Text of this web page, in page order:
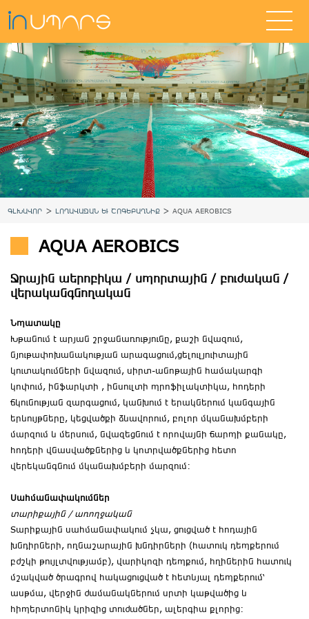
ԳԼԽԱՎՈՐ > ԼՈՂԱՎԱԶԱՆ ԵՒ ՇՈԳԵԲԱՂՆԻՔ > AQUA AEROBICS
AQUA AEROBICS
Ջրային աերոբիկա / սպորտային / բուժական /
վերականգնողական
Նպատակը
Խթանում է արյան շրջանառությունը, քաշի նվազում,
նյութափոխանակության արագացում,ցելուլյուիտային
կուտակումների նվազում, սիրտ-անոթային համակարգի
կոփում, ինֆարկտի , ինսուլտի պրոֆիլակտիկա, հոդերի
ճկունության զարգացում, կանխում է երակներում կանգային
երևույթները, կեցվածքի ձևավորում, բոլոր մկանախմբերի
մարզում և մերսում, նվազեցնում է որովայնի ճարպի քանակը,
հոդերի վնասվածքներից և կոտրվածքներից հետո
վերեկանգնում մկանախմբերի մարզում։
Սահմանափակումներ
տարիքային / առողջական
Տարիքային սահմանափակում չկա, ցուցված է հոդային
խնդիրների, ողնաշարային խնդիրների (հատուկ դեպքերում
բժշկի թույլտվությամբ), վարիկոզի դեպքում, հղիներին հատուկ
մշակված ծրագրով հակացուցված է հետևյալ դեպքերում՝
ասթմա, վերջին ժամանակներում սրտի կաթվածից և
հիպերտոնիկ կրիզից տուժածներ, ալերգիա քլորից։